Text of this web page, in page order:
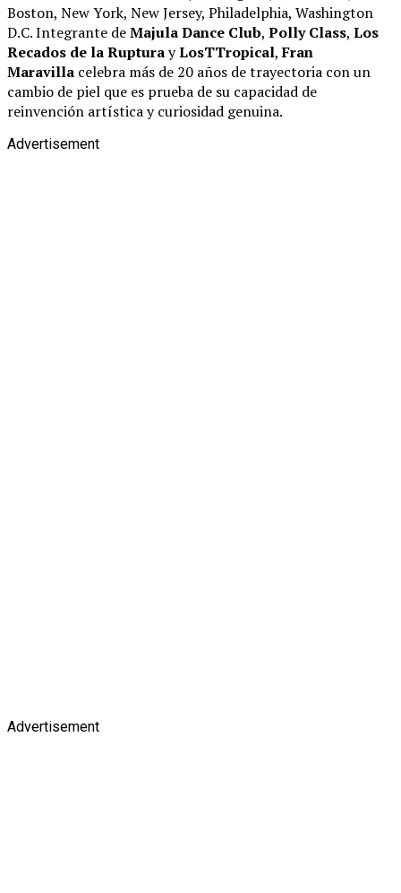
Boston, New York, New Jersey, Philadelphia, Washington
D.C. Integrante deMajula Dance Club, Polly Class, Los
Recados de la RupturayLosTTropical,Fran
Maravilla celebra más de 20 años de trayectoria con un
cambio de piel que es prueba de su capacidad de
reinvención artística y curiosidad genuina.
Advertisement
Advertisement